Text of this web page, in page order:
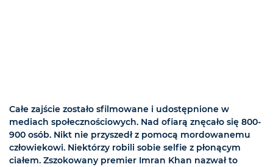
Całe zajście zostało sfilmowane i udostępnione w
mediach społecznościowych. Nad ofiarą znęcało się 800-
900 osób. Nikt nie przyszedł z pomocą mordowanemu
człowiekowi. Niektórzy robili sobie selfie z płonącym
ciałem. Zszokowany premier Imran Khan nazwał to